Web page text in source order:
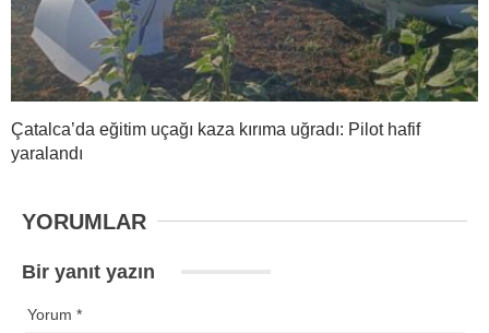
Çatalca’da eğitim uçağı kaza kırıma uğradı: Pilot hafif
yaralandı
YORUMLAR
Bir yanıt yazın
Yorum *